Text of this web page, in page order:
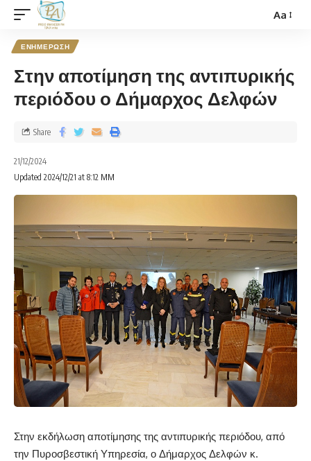
Aa
ΕΝΗΜΕΡΩΣΗ
Στην αποτίμηση της αντιπυρικής
περιόδου ο Δήμαρχος Δελφών
21/12/2024
Updated 2024/12/21 at 8:12 ΜΜ
Share
Στην εκδήλωση αποτίμησης της αντιπυρικής περιόδου, από
την Πυροσβεστική Υπηρεσία, ο Δήμαρχος Δελφών κ.